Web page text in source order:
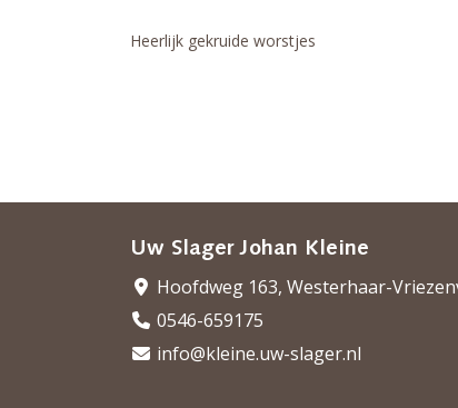
Heerlijk gekruide worstjes
Uw Slager Johan Kleine
Hoofdweg 163, Westerhaar-
0546-659175
info@kleine.uw-slager.nl